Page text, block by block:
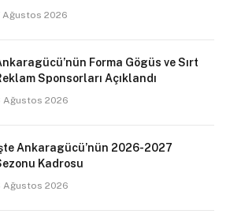
Ağustos 2026
Forma Gögüs ve Sırt
Sponsorları Açıklandı
Ağustos 2026
Ankaragücü’nün 2026-2027
Kadrosu
Ağustos 2026